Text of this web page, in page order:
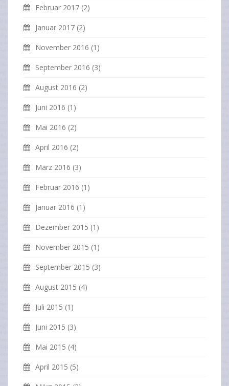
Februar 2017 (2)
Januar 2017 (2)
November 2016 (1)
September 2016 (3)
August 2016 (2)
Juni 2016 (1)
Mai 2016 (2)
April 2016 (2)
März 2016 (3)
Februar 2016 (1)
Januar 2016 (1)
Dezember 2015 (1)
November 2015 (1)
September 2015 (3)
August 2015 (4)
Juli 2015 (1)
Juni 2015 (3)
Mai 2015 (4)
April 2015 (5)